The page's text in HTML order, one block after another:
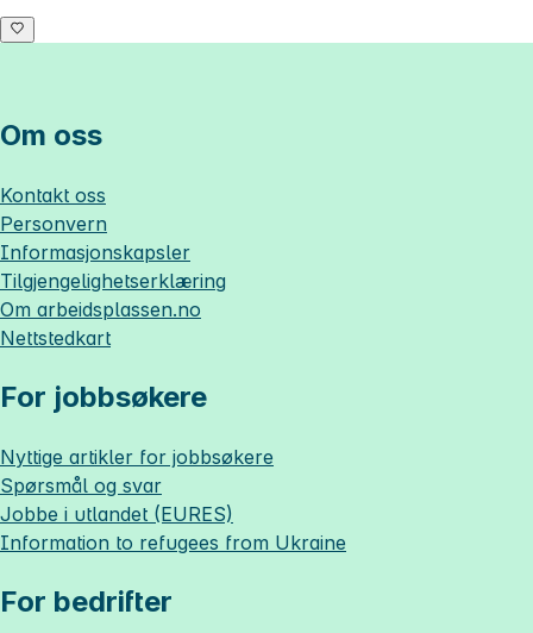
Om oss
Kontakt oss
Personvern
Informasjonskapsler
Tilgjengelighetserklæring
Om arbeidsplassen.no
Nettstedkart
For jobbsøkere
Nyttige artikler for jobbsøkere
Spørsmål og svar
Jobbe i utlandet (EURES)
Information to refugees from Ukraine
For bedrifter